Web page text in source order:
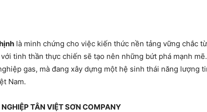
là minh chứng cho việc kiến thức nền tảng vững chắc
tinh thần thực chiến sẽ tạo nên những bứt phá mạnh
gas, mà đang xây dựng một hệ sinh thái năng lượng
Nam.
TÂN VIỆT SƠN COMPANY